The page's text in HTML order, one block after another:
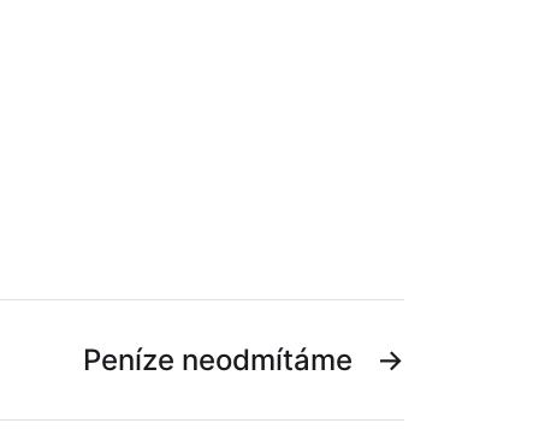
→
Peníze neodmítáme